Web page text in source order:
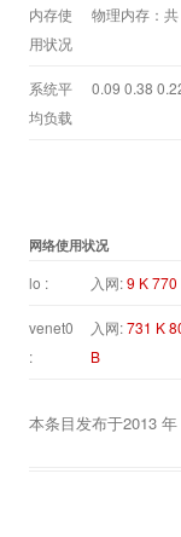
内存使
用状况
物理内存：共
系统平
均负载
0.09 0.38
网络使用状况
lo : 入网:9 K 770
venet0
:
入网:731 K
B
本条目发布于2013